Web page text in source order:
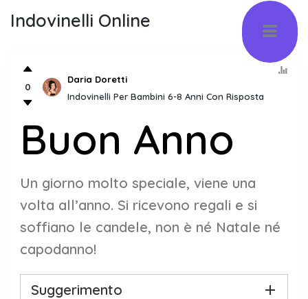
Indovinelli Online
0
Daria Doretti
Indovinelli Per Bambini 6-8 Anni Con Risposta
Buon Anno
Un giorno molto speciale, viene una
volta all’anno. Si ricevono regali e si
soffiano le candele, non è né Natale né
capodanno!
Suggerimento